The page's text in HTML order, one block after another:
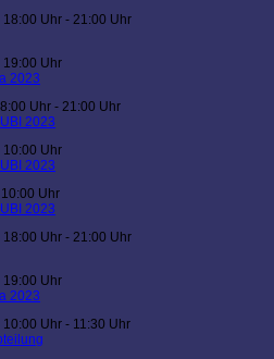
Uhr - 21:00 Uhr
19:00 Uhr
2023
Uhr - 21:00 Uhr
2023
10:00 Uhr
2023
Uhr
2023
Uhr - 21:00 Uhr
19:00 Uhr
2023
Uhr - 11:30 Uhr